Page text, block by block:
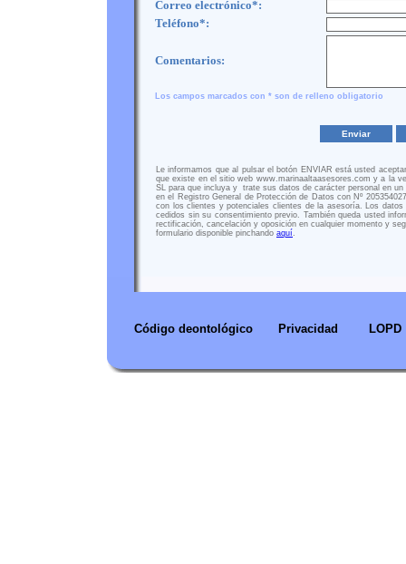
Correo electrónico*:
Teléfono*:
Comentarios:
Los campos marcados con * son de relleno obligatorio
Le informamos que al pulsar el botón ENVIAR está usted
que existe en el sitio web www.marinaaltaasesores.com y a la
SL para que incluya y trate sus datos de carácter personal en
en el Registro General de Protección de Datos con Nº
con los clientes y potenciales clientes de la asesoría. Los
cedidos sin su consentimiento previo. También queda usted
rectificación, cancelación y oposición en cualquier momento y
formulario disponible pinchando aquí.
Código deontológico Privacidad LOPD